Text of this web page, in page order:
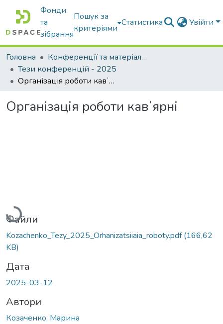
Фонди
та
зібрання
Пошук за
критеріями
Статистика Увійти
Головна
Конференції та матеріали конференцій
Тези конференцій - 2025
Організація роботи кавʼярні
Організація роботи кавʼярні
Вантажиться...
Файли
Kozachenko_Tezy_2025_Orhanizatsiiaia_roboty.pdf(166,62
KB)
Дата
2025-03-12
Автори
Козаченко, Марина